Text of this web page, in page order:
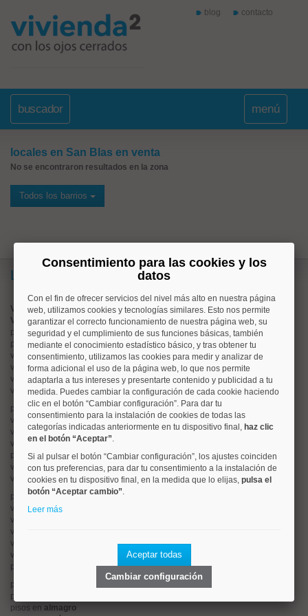
blog contacto
buscador menú
locales en San Blas en venta
No se encontraron resultados en la zona
Todos los barrios
Lo más buscado
Valorar vivienda online
Vender piso
pisos enchamberí
pisos enmoncloa
viviendas enargüelles
viviendas entetuán
viviendas encuatro caminos
viviendas en chamartín
pisos enrios rosas
viviendas enprosperidad
viviendas enhispanoamerica
viviendas enciudad lineal
pisos en salamanca
viviendas encentro
viviendas ensol
pisos enciudad jardín
viviendas enretiro
viviendas en
viviendas en
viviendas en
viviendas en
pisos en
pisos en
pisos en
pisos en almagro
Consentimiento para las cookies y los
datos
Con el fin de ofrecer servicios del nivel más alto en nuestra página
web, utilizamos cookies y tecnologías similares. Esto nos permite
garantizar el correcto funcionamiento de nuestra página web, su
seguridad y el cumplimiento de sus funciones básicas, también
mediante el conocimiento estadístico básico, y tras obtener tu
consentimiento, utilizamos las cookies para medir y analizar de
forma adicional el uso de la página web, lo que nos permite
adaptarla a tus intereses y presentarte contenido y publicidad a tu
medida. Puedes cambiar la configuración de cada cookie haciendo
clic en el botón “Cambiar configuración”. Para dar tu
consentimiento para la instalación de cookies de todas las
categorías indicadas anteriormente en tu dispositivo final, haz clic
en el botón “Aceptar”.
Si al pulsar el botón “Cambiar configuración”, los ajustes coinciden
con tus preferencias, para dar tu consentimiento a la instalación de
cookies en tu dispositivo final, en la medida que lo elijas, pulsa el
botón “Aceptar cambio”.
Leer más
Aceptar todas
Cambiar configuración